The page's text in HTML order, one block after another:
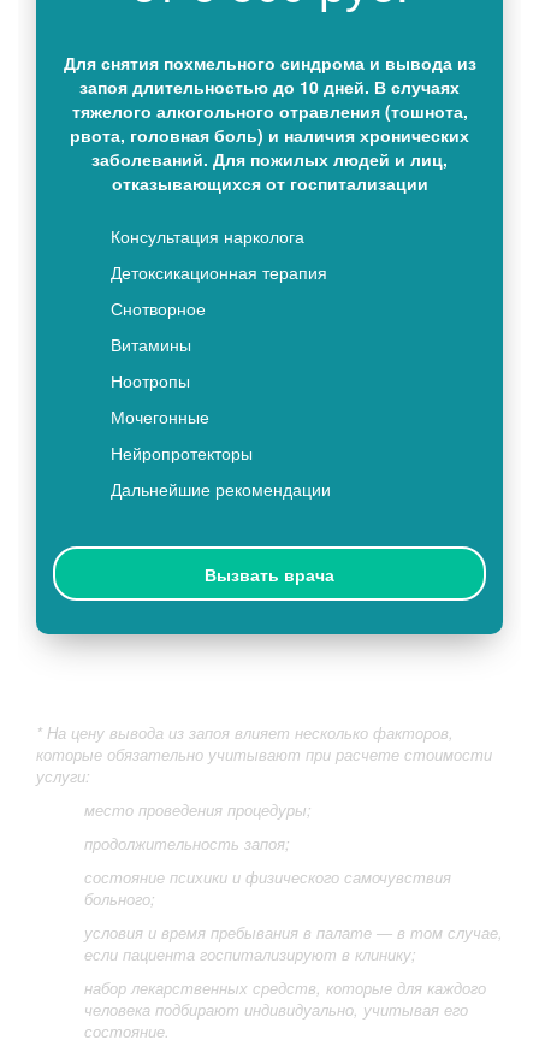
Для снятия похмельного синдрома и вывода из
запоя длительностью до 10 дней. В случаях
тяжелого алкогольного отравления (тошнота,
рвота, головная боль) и наличия хронических
заболеваний. Для пожилых людей и лиц,
отказывающихся от госпитализации
Консультация нарколога
Детоксикационная терапия
Снотворное
Витамины
Ноотропы
Мочегонные
Нейропротекторы
Дальнейшие рекомендации
Вызвать врача
* На цену вывода из запоя влияет несколько факторов,
которые обязательно учитывают при расчете стоимости
услуги:
место проведения процедуры;
продолжительность запоя;
состояние психики и физического самочувствия
больного;
условия и время пребывания в палате — в том случае,
если пациента госпитализируют в клинику;
набор лекарственных средств, которые для каждого
человека подбирают индивидуально, учитывая его
состояние.